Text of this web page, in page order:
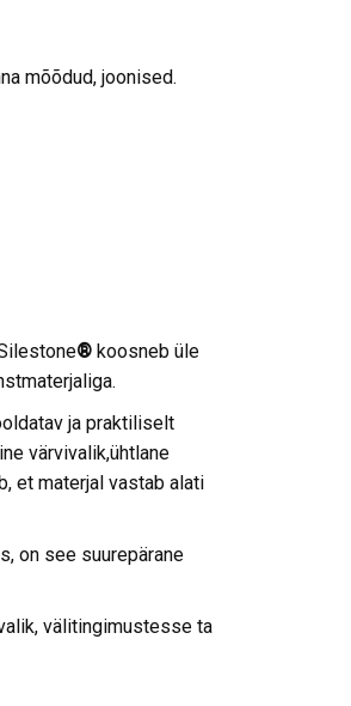
mõõdud, joonised.
® koosneb üle
ja praktiliselt
värvivalik,ühtlane
et materjal vastab alati
on see suurepärane
välitingimustesse ta